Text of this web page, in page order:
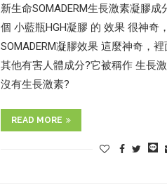
新生命SOMADERM生長激素凝膠
個 小藍瓶HGH凝膠 的 效果 很神奇
SOMADERM凝膠效果 這麼神奇，
其他有害人體成分?它被稱作 生長
沒有生長激素?
READ MORE